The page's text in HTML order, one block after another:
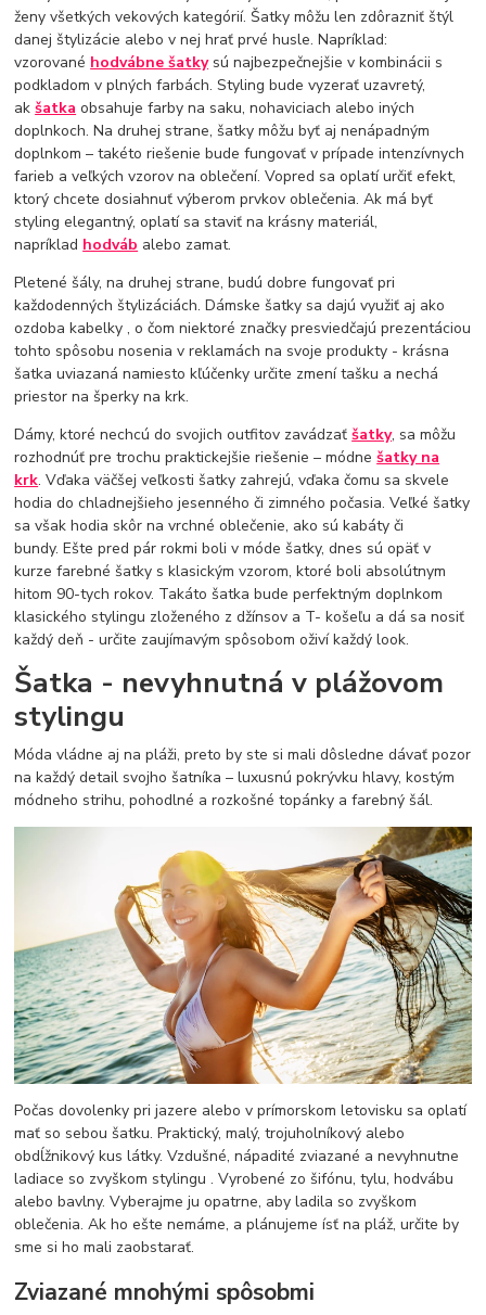
ženy všetkých vekových kategórií. Šatky môžu len zdôrazniť štýl
danej štylizácie alebo v nej hrať prvé husle. Napríklad:
vzorované hodvábne šatkysú najbezpečnejšie v kombinácii s
podkladom v plných farbách. Styling bude vyzerať uzavretý,
akšatka obsahuje farby na saku, nohaviciach alebo iných
doplnkoch. Na druhej strane, šatky môžu byť aj nenápadným
doplnkom – takéto riešenie bude fungovať v prípade intenzívnych
farieb a veľkých vzorov na oblečení. Vopred sa oplatí určiť efekt,
ktorý chcete dosiahnuť výberom prvkov oblečenia. Ak má byť
styling elegantný, oplatí sa staviť na krásny materiál,
napríklad hodváb alebo zamat.
Pletené šály, na druhej strane, budú dobre fungovať pri
každodenných štylizáciách. Dámske šatky sa dajú využiť aj ako
ozdoba kabelky , o čom niektoré značky presviedčajú prezentáciou
tohto spôsobu nosenia v reklamách na svoje produkty - krásna
šatka uviazaná namiesto kľúčenky určite zmení tašku a nechá
priestor na šperky na krk.
Dámy, ktoré nechcú do svojich outfitov zavádzaťšatky, sa môžu
rozhodnúť pre trochu praktickejšie riešenie – módnešatky na
krk. Vďaka väčšej veľkosti šatky zahrejú, vďaka čomu sa skvele
hodia do chladnejšieho jesenného či zimného počasia. Veľké šatky
sa však hodia skôr na vrchné oblečenie, ako sú kabáty či
bundy. Ešte pred pár rokmi boli v móde šatky, dnes sú opäť v
kurze farebné šatky s klasickým vzorom, ktoré boli absolútnym
hitom 90-tych rokov. Takáto šatka bude perfektným doplnkom
klasického stylingu zloženého z džínsov a T- košeľu a dá sa nosiť
každý deň - určite zaujímavým spôsobom oživí každý look.
Šatka - nevyhnutná v plážovom
stylingu
Móda vládne aj na pláži, preto by ste si mali dôsledne dávať pozor
na každý detail svojho šatníka – luxusnú pokrývku hlavy, kostým
módneho strihu, pohodlné a rozkošné topánky a farebný šál.
Počas dovolenky pri jazere alebo v prímorskom letovisku sa oplatí
mať so sebou šatku. Praktický, malý, trojuholníkový alebo
obdĺžnikový kus látky. Vzdušné, nápadité zviazané a nevyhnutne
ladiace so zvyškom stylingu . Vyrobené zo šifónu, tylu, hodvábu
alebo bavlny. Vyberajme ju opatrne, aby ladila so zvyškom
oblečenia. Ak ho ešte nemáme, a plánujeme ísť na pláž, určite by
sme si ho mali zaobstarať.
Zviazané mnohými spôsobmi